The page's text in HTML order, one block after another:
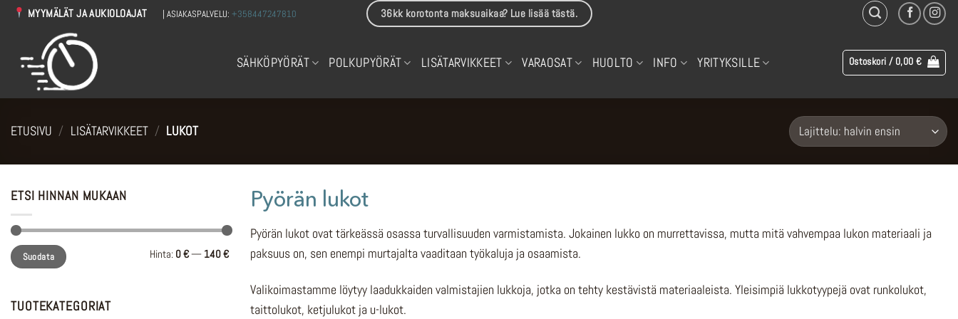
Skip
MYYMÄLÄT JA AUKIOLOAJAT | ASIAKASPALVELU:+358447247810 36kk korotonta maksuaikaa? Lue lisää tästä.
SÄHKÖPYÖRÄT POLKUPYÖRÄT LISÄTARVIKKEET VARAOSAT HUOLTO INFO YRITYKSILLE Ostoskori / 0,00 €
ETUSIVU / LISÄTARVIKKEET / LUKOT
ETSI HINNAN MUKAAN
Minimihinta
Maksimihinta
Suodata Hinta: 0 €— 140 €
TUOTEKATEGORIAT
Pyörän lukot
Pyörän lukot ovat tärkeässä osassa turvallisuuden varmistamista. Jokainen lukko on murrettavissa, mutta mitä vahvempaa lukon materiaali ja
paksuus on, sen enempi murtajalta vaaditaan työkaluja ja osaamista.
Valikoimastamme löytyy laadukkaiden valmistajien lukkoja, jotka on tehty kestävistä materiaaleista. Yleisimpiä lukkotyypejä ovat runkolukot,
taittolukot, ketjulukot ja u-lukot.